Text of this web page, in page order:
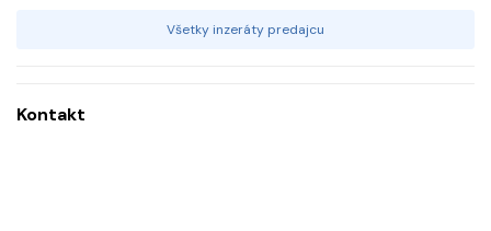
Všetky inzeráty predajcu
Kontakt